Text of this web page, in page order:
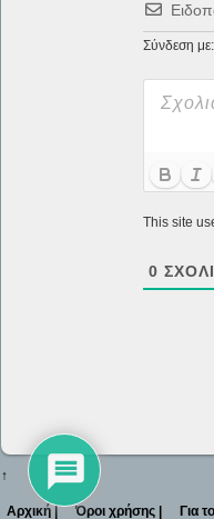
Σύνδεση με:
This site
0
↑
Αρχική | Όροι χρήσης | Για